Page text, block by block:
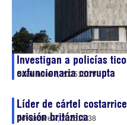
Investigan a policías
exfuncionaria corrupta
noviembre 7, 202516:19
Líder de cártel
prisión británica
noviembre 7, 202515:38